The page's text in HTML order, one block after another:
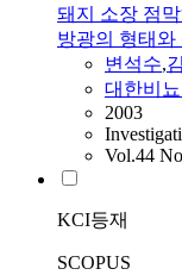
돼지 소장 점
방광의 형태
변석수,
대한비
2003
Vol.44
KCI등재
SCOPUS